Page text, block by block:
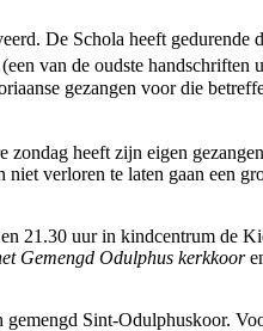
De Schola heeft
van de oudste handschriften
gezangen voor die
heeft zijn eigen
verloren te laten gaan een
21.30 uur in kindcentrum de
Gemengd Odulphus kerkkoor
gemengd Sint-Odulphuskoor.